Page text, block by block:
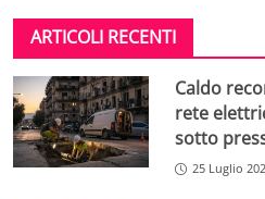
ARTICOLI RECENTI
Caldo
rete
sotto
25 Luglio